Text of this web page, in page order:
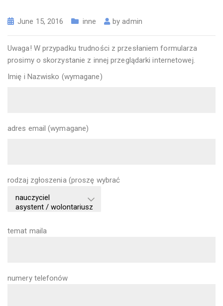
June 15, 2016 inne byadmin
Uwaga! W przypadku trudności z przesłaniem formularza
prosimy o skorzystanie z innej przeglądarki internetowej.
Imię i Nazwisko (wymagane)
adres email (wymagane)
rodzaj zgłoszenia (proszę wybrać
temat maila
numery telefonów